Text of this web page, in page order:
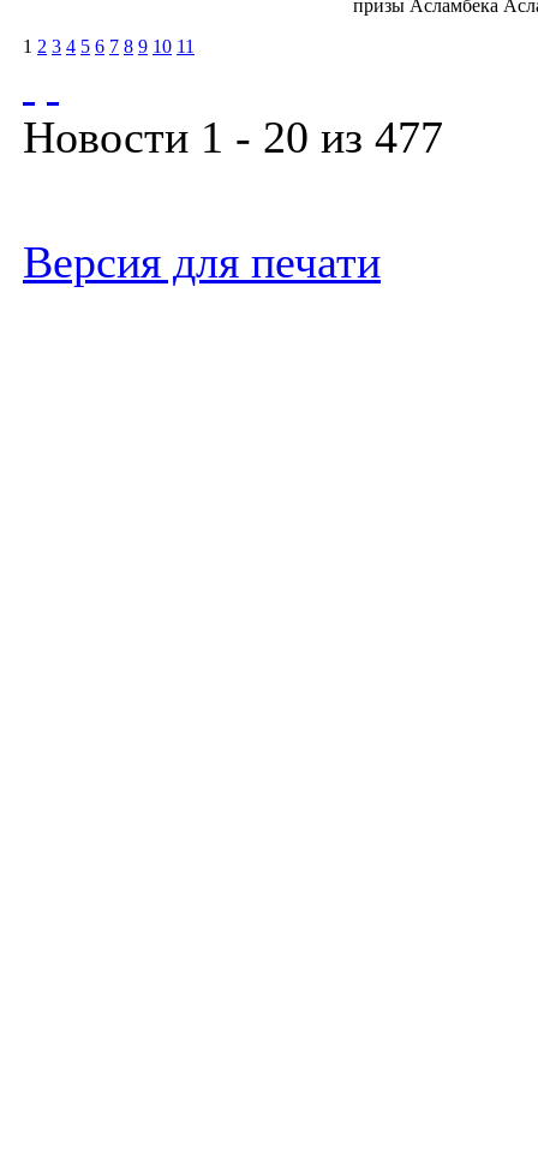
призы Асламбека
1 2 3 4 5 6 7 8 9 10 11
Новости 1 - 20 из 477
Версия для печати